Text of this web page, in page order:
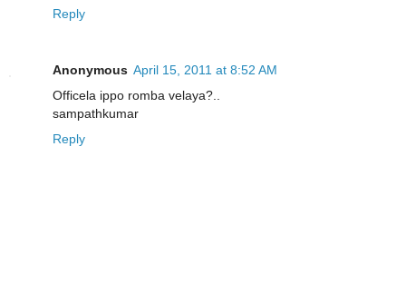
Reply
Anonymous April 15, 2011 at 8:52 AM
Officela ippo romba velaya?..
sampathkumar
Reply